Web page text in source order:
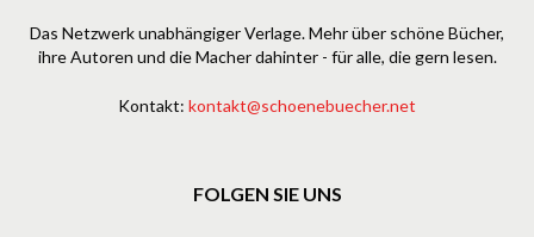
Das Netzwerk unabhängiger Verlage. Mehr über schöne Bücher,
ihre Autoren und die Macher dahinter - für alle, die gern lesen.
Kontakt: kontakt@schoenebuecher.net
FOLGEN SIE UNS